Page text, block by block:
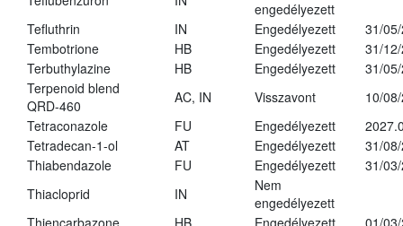
engedélyezett
Tefluthrin
IN Engedélyezett
31/
Tembotrione
HB Engedélyezett
31/
Terbuthylazine
HB Engedélyezett
31/
Terpenoid blend
QRD-460
AC, IN Visszavont
10/
Tetraconazole
FU Engedélyezett
Tetradecan-1-ol
AT Engedélyezett
31/
Thiabendazole
FU Engedélyezett
31/
Thiacloprid
IN
Nem
engedélyezett